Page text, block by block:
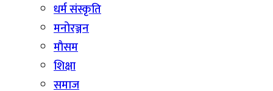
धर्म संस्कृति
मनोरञ्जन
माैसम
शिक्षा
समाज